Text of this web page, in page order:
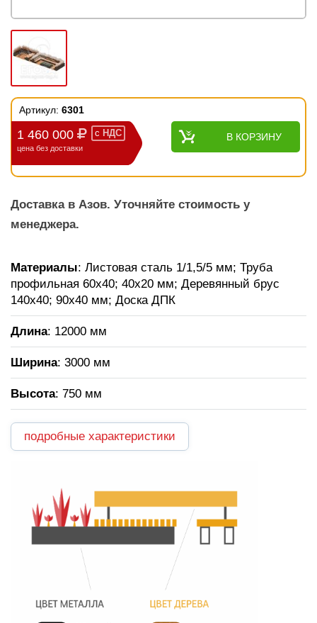
Артикул: 6301
1 460 000 с НДС
цена без доставки
В КОРЗИНУ
Доставка в Азов. Уточняйте стоимость у
менеджера.
Материалы: Листовая сталь 1/1,5/5 мм; Труба
профильная 60х40; 40х20 мм; Деревянный брус
140х40; 90х40 мм; Доска ДПК
Длина: 12000 мм
Ширина: 3000 мм
Высота: 750 мм
подробные характеристики